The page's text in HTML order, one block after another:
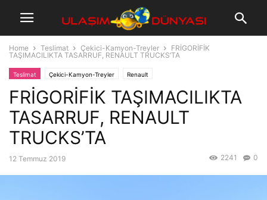
Home Teslimat Çekici-Kamyon-Treyler
FRİGORİFİK
TAŞIMACILIKTA TASARRUF, RENAULT TRUCKS’TA
Teslimat Çekici-Kamyon-Treyler Renault
FRİGORİFİK TAŞIMACILIKTA
TASARRUF, RENAULT
TRUCKS’TA
12 Temmuz 2019 0
2241